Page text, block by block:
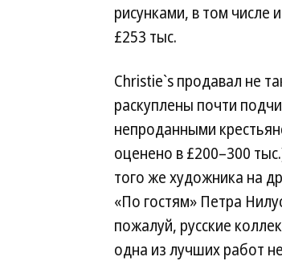
рисунками, в том числе
£253 тыс.
Christie`s продавал не
раскуплены почти
непроданными
оценено в £200–300
того же художника на
«По гостям» Петра
пожалуй, русские
одна из лучших работ